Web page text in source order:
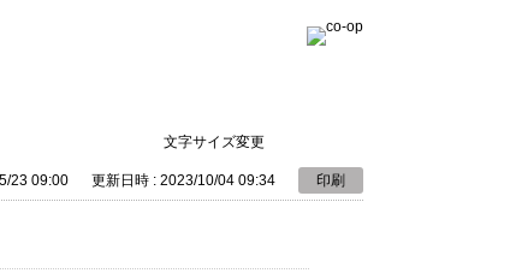
文字サイズ変更
23 09:00 更新日時 : 2023/10/04 09:34 印刷